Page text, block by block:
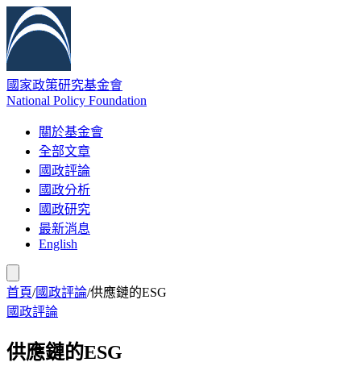
國家政策研究基金會
National Policy Foundation
關於基金會
全部文章
國政評論
國政分析
國政研究
最新消息
English
首頁/國政評論/供應鏈的ESG
國政評論
供應鏈的ESG